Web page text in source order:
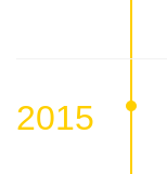
2015